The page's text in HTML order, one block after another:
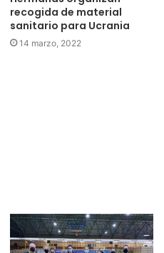
recogida de material
sanitario para Ucrania
14 marzo, 2022